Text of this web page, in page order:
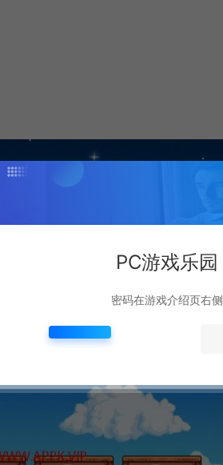
PC游戏乐园
密码在游戏介绍页右侧